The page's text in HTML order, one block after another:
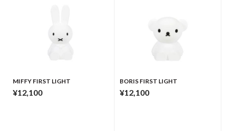
MIFFY FIRST LIGHT
¥12,100
BORIS FIRST LIGHT
¥12,100